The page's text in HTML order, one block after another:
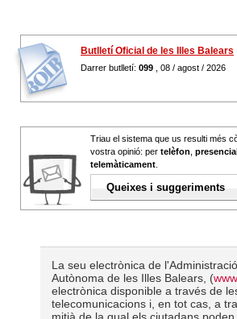
Butlletí Oficial de les Illes Balears
Darrer butlletí: 099 , 08 / agost / 2026
Triau el sistema que us resulti més
vostra opinió: per telèfon
telemàticament
Queixes i suggeriments
La seu electrònica de
Autònoma de les Illes Balears, (
electrònica disponible a través de
telecomunicacions i, en tot cas, a